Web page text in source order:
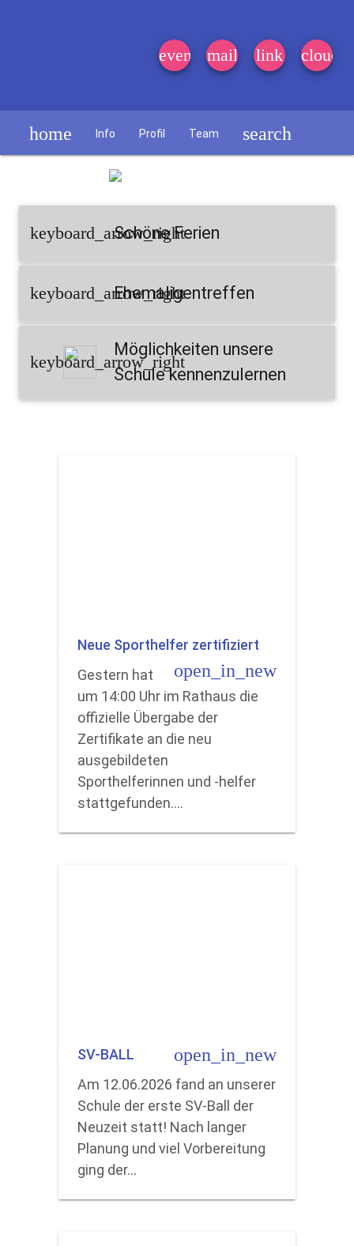
event_note
mail link cloud
home Info Profil Team search
keyboard_arrow_right
Schöne Ferien
keyboard_arrow_rightEhemaligentreffen
keyboard_arrow_right
Möglichkeiten unsere
Schule kennenzulernen
Neue Sporthelfer zertifiziert
open_in_new
Gestern hat
um 14:00 Uhr im Rathaus die
offizielle Übergabe der
Zertifikate an die neu
ausgebildeten
Sporthelferinnen und -helfer
stattgefunden.…
SV-BALL open_in_new
Am 12.06.2026 fand an unserer
Schule der erste SV-Ball der
Neuzeit statt! Nach langer
Planung und viel Vorbereitung
ging der…